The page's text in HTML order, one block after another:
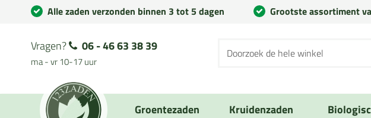
Alle zaden verzonden binnen 3 tot 5 dagen Grootste assortiment
Vragen? 06 - 46 63 38 39
ma - vr 10-17 uur
Groentezaden Kruidenzaden